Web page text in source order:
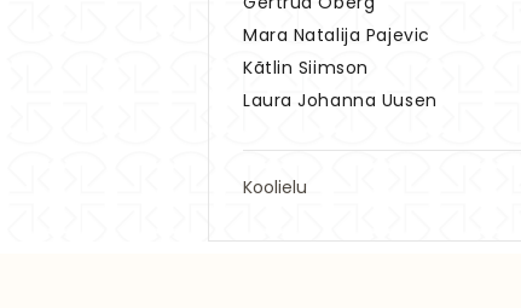
Mara Natalija Pajevic
Kãtlin Siimson
Laura Johanna Uusen
Koolielu